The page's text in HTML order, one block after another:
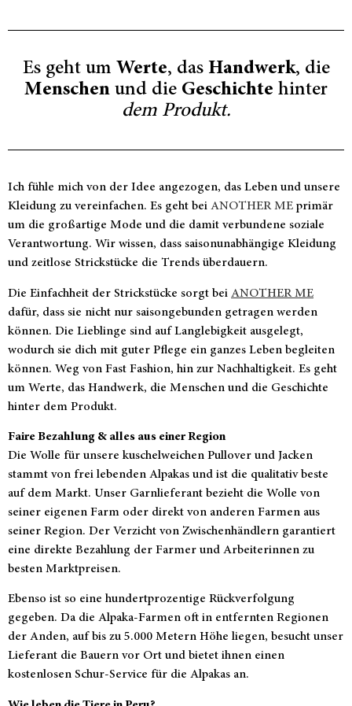
Es geht um Werte, das Handwerk, die
Menschen und die Geschichte hinter
dem Produkt.
Ich fühle mich von der Idee angezogen, das Leben und unsere
Kleidung zu vereinfachen. Es geht bei ANOTHER ME primär
um die großartige Mode und die damit verbundene soziale
Verantwortung. Wir wissen, dass saisonunabhängige Kleidung
und zeitlose Strickstücke die Trends überdauern.
Die Einfachheit der Strickstücke sorgt bei ANOTHER ME
dafür, dass sie nicht nur saisongebunden getragen werden
können. Die Lieblinge sind auf Langlebigkeit ausgelegt,
wodurch sie dich mit guter Pflege ein ganzes Leben begleiten
können. Weg von Fast Fashion, hin zur Nachhaltigkeit. Es geht
um Werte, das Handwerk, die Menschen und die Geschichte
hinter dem Produkt.
Faire Bezahlung & alles aus einer Region
Die Wolle für unsere kuschelweichen Pullover und Jacken
stammt von frei lebenden Alpakas und ist die qualitativ beste
auf dem Markt. Unser Garnlieferant bezieht die Wolle von
seiner eigenen Farm oder direkt von anderen Farmen aus
seiner Region. Der Verzicht von Zwischenhändlern garantiert
eine direkte Bezahlung der Farmer und Arbeiterinnen zu
besten Marktpreisen.
Ebenso ist so eine hundertprozentige Rückverfolgung
gegeben. Da die Alpaka-Farmen oft in entfernten Regionen
der Anden, auf bis zu 5.000 Metern Höhe liegen, besucht unser
Lieferant die Bauern vor Ort und bietet ihnen einen
kostenlosen Schur-Service für die Alpakas an.